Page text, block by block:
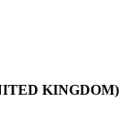
KINGDOM)